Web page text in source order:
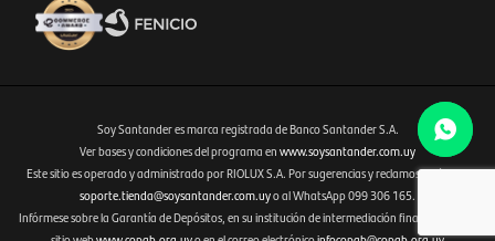
Fenicio eCommerce Uruguay
Soy Santander es marca registrada de Banco Santander S.A.
Ver bases y condiciones del programa en www.soysantander.com.uy
Este sitio es operado y administrado por RIOLUX S.A. Por sugerencias y reclamos, diríjase a
soporte.tienda@soysantander.com.uyo al WhatsApp 099 306 165.
Infórmese sobre la Garantía de Depósitos, en su institución de intermediación financiera, en el